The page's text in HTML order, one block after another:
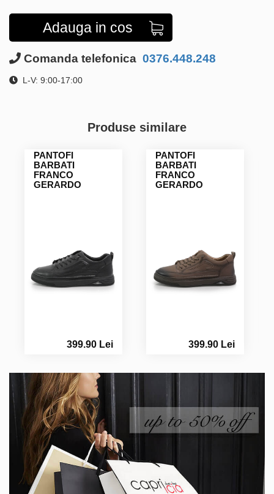
Adauga in cos
Comanda telefonica 0376.448.248
L-V: 9:00-17:00
Produse similare
PANTOFI
BARBATI
FRANCO
GERARDO
399.90 Lei
PANTOFI
BARBATI
FRANCO
GERARDO
399.90 Lei